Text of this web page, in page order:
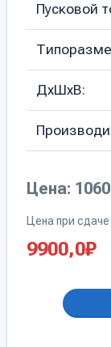
Пусковой
ДхШхВ:
Цена:
Цена при
9900,0₽